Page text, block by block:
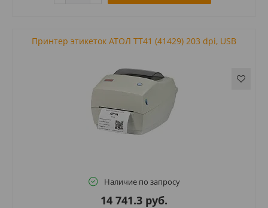
Принтер этикеток АТОЛ ТТ41 (41429) 203 dpi, USB
Наличие по запросу
14 741.3 руб.